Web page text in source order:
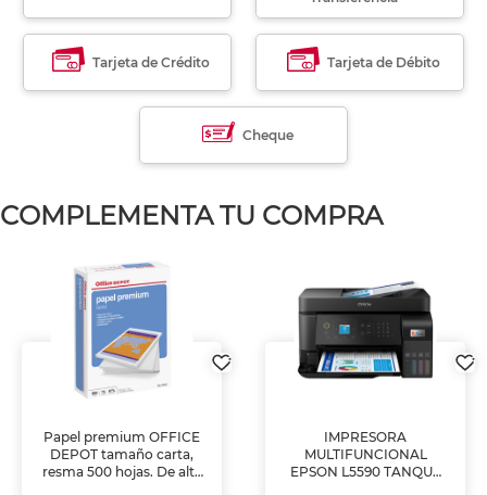
Tarjeta de Crédito Tarjeta de Débito
Cheque
COMPLEMENTA TU COMPRA
Papel premium OFFICE
DEPOT tamaño carta,
resma 500 hojas. De alta
IMPRESORA
MULTIFUNCIONAL
EPSON L5590 TANQUE